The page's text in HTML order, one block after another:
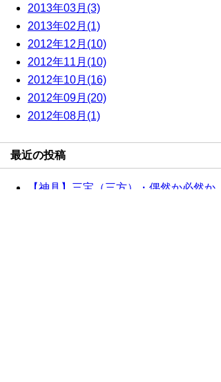
2013年03月(3)
2013年02月(1)
2012年12月(10)
2012年11月(10)
2012年10月(16)
2012年09月(20)
2012年08月(1)
最近の投稿
【神具】三宝（三方）・偶然か必然か